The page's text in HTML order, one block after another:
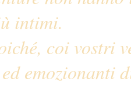
intimi.
coi vostri
emozionanti